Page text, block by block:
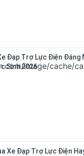
Đạp Trợ Lực Điện Đáng
Sinh 2026
Xe Đạp Trợ Lực Điện